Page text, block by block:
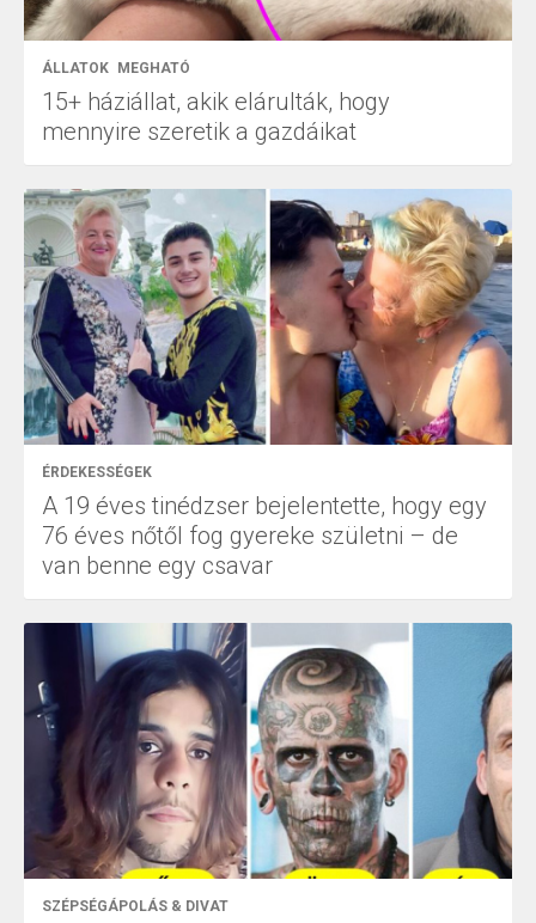
ÁLLATOK MEGHATÓ
15+ háziállat, akik elárulták, hogy
mennyire szeretik a gazdáikat
ÉRDEKESSÉGEK
A 19 éves tinédzser bejelentette, hogy egy
76 éves nőtől fog gyereke születni – de
van benne egy csavar
SZÉPSÉGÁPOLÁS & DIVAT